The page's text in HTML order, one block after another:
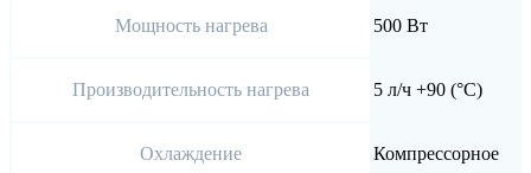
Мощность нагрева 500 Вт
Производительность нагрева 5 л/ч +90 (°С)
Охлаждение Компрессорное